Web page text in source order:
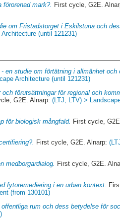
mark?. First cycle, G2E.
om Fristadstorget i Eskilstuna och
(until 121231)
en studie om förtätning i allmänhet
Architecture (until 121231)
förutsättningar för regional och
G2E. Alnarp:(LTJ, LTV) >
för biologisk mångfald. First cycle,
First cycle, G2E. Alnarp:
medborgardialog. First cycle, G2E.
fytoremediering i en urban kontext.
(from 130101)
rum och dess betydelse för